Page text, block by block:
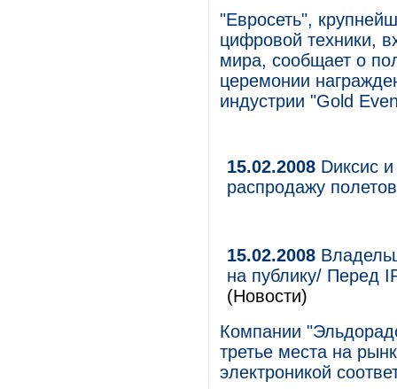
"Евросеть",
цифровой техники,
мира, сообщает о
церемонии
индустрии "Gold
15.02.2008 Dиксис
распродажу полетов
15.02.2008
на публику/ Перед
(Новости)
Компании
третье места на
электроникой